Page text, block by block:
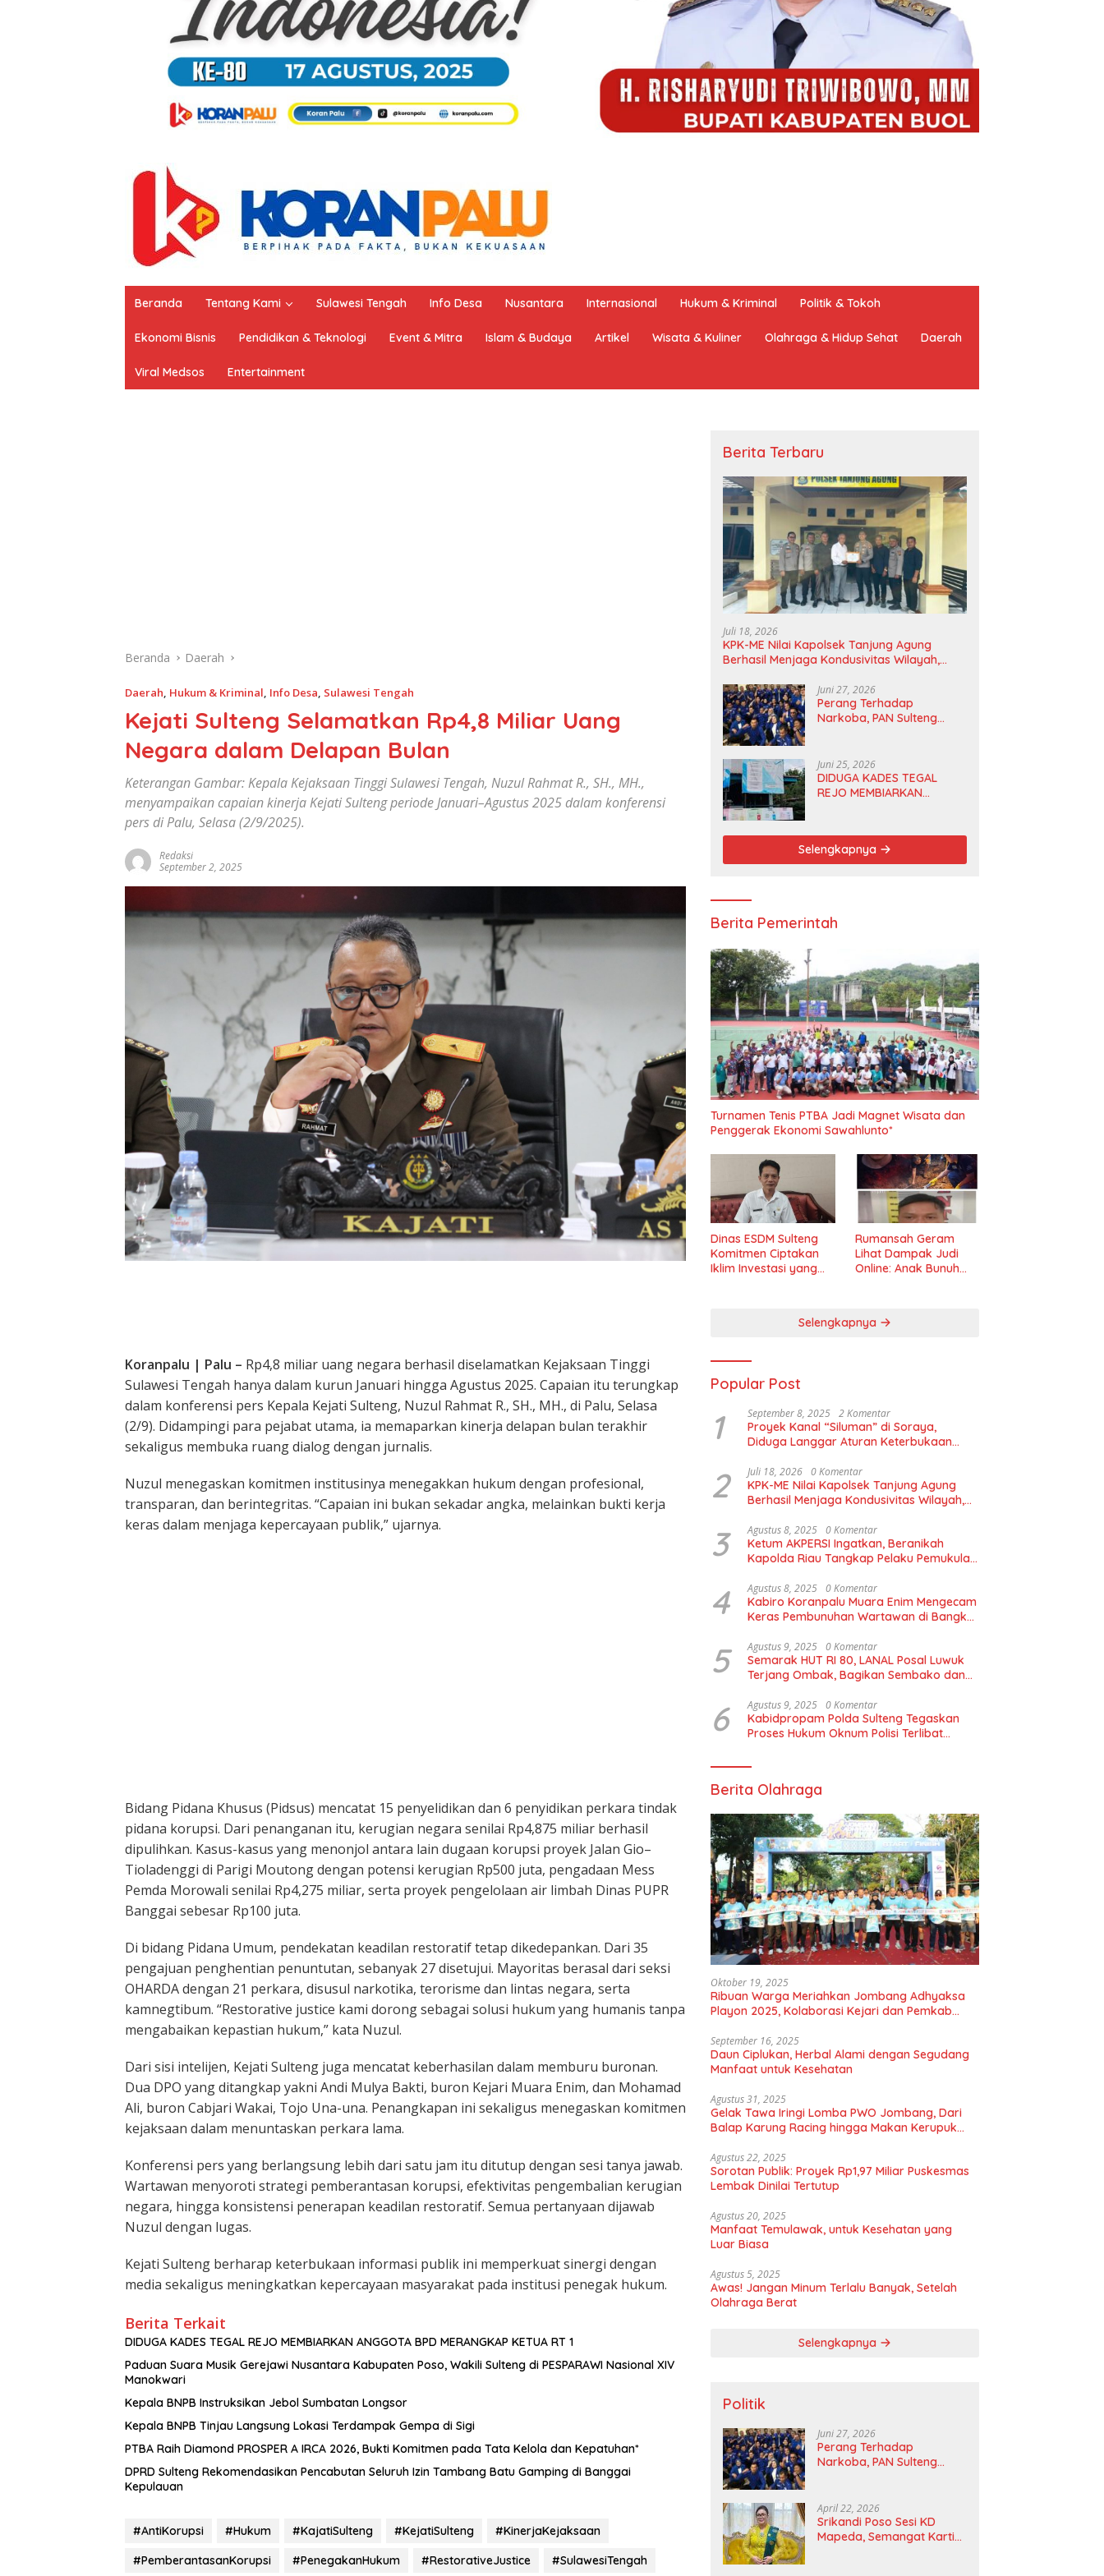
Beranda Tentang Kami Sulawesi Tengah Info Desa Nusantara Internasional Hukum & Kriminal Politik & Tokoh
Ekonomi Bisnis Pendidikan & Teknologi Event & Mitra Islam & Budaya Artikel Wisata & Kuliner Olahraga & Hidup Sehat Daerah
Viral Medsos Entertainment
Beranda Daerah
Daerah, Hukum & Kriminal, Info Desa, Sulawesi Tengah
Kejati Sulteng Selamatkan Rp4,8 Miliar Uang
Negara dalam Delapan Bulan
Keterangan Gambar: Kepala Kejaksaan Tinggi Sulawesi Tengah, Nuzul Rahmat R., SH., MH.,
menyampaikan capaian kinerja Kejati Sulteng periode Januari–Agustus 2025 dalam konferensi
pers di Palu, Selasa (2/9/2025).
Redaksi
September 2, 2025
Koranpalu | Palu – Rp4,8 miliar uang negara berhasil diselamatkan Kejaksaan Tinggi
Sulawesi Tengah hanya dalam kurun Januari hingga Agustus 2025. Capaian itu terungkap
dalam konferensi pers Kepala Kejati Sulteng, Nuzul Rahmat R., SH., MH., di Palu, Selasa
(2/9). Didampingi para pejabat utama, ia memaparkan kinerja delapan bulan terakhir
sekaligus membuka ruang dialog dengan jurnalis.
Nuzul menegaskan komitmen institusinya menegakkan hukum dengan profesional,
transparan, dan berintegritas. “Capaian ini bukan sekadar angka, melainkan bukti kerja
keras dalam menjaga kepercayaan publik,” ujarnya.
Bidang Pidana Khusus (Pidsus) mencatat 15 penyelidikan dan 6 penyidikan perkara tindak
pidana korupsi. Dari penanganan itu, kerugian negara senilai Rp4,875 miliar berhasil
dipulihkan. Kasus-kasus yang menonjol antara lain dugaan korupsi proyek Jalan Gio–
Tioladenggi di Parigi Moutong dengan potensi kerugian Rp500 juta, pengadaan Mess
Pemda Morowali senilai Rp4,275 miliar, serta proyek pengelolaan air limbah Dinas PUPR
Banggai sebesar Rp100 juta.
Di bidang Pidana Umum, pendekatan keadilan restoratif tetap dikedepankan. Dari 35
pengajuan penghentian penuntutan, sebanyak 27 disetujui. Mayoritas berasal dari seksi
OHARDA dengan 21 perkara, disusul narkotika, terorisme dan lintas negara, serta
kamnegtibum. “Restorative justice kami dorong sebagai solusi hukum yang humanis tanpa
mengabaikan kepastian hukum,” kata Nuzul.
Dari sisi intelijen, Kejati Sulteng juga mencatat keberhasilan dalam memburu buronan.
Dua DPO yang ditangkap yakni Andi Mulya Bakti, buron Kejari Muara Enim, dan Mohamad
Ali, buron Cabjari Wakai, Tojo Una-una. Penangkapan ini sekaligus menegaskan komitmen
kejaksaan dalam menuntaskan perkara lama.
Konferensi pers yang berlangsung lebih dari satu jam itu ditutup dengan sesi tanya jawab.
Wartawan menyoroti strategi pemberantasan korupsi, efektivitas pengembalian kerugian
negara, hingga konsistensi penerapan keadilan restoratif. Semua pertanyaan dijawab
Nuzul dengan lugas.
Kejati Sulteng berharap keterbukaan informasi publik ini memperkuat sinergi dengan
media sekaligus meningkatkan kepercayaan masyarakat pada institusi penegak hukum.
Berita Terkait
DIDUGA KADES TEGAL REJO MEMBIARKAN ANGGOTA BPD MERANGKAP KETUA RT 1
Paduan Suara Musik Gerejawi Nusantara Kabupaten Poso, Wakili Sulteng di PESPARAWI Nasional XIV
Manokwari
Kepala BNPB Instruksikan Jebol Sumbatan Longsor
Kepala BNPB Tinjau Langsung Lokasi Terdampak Gempa di Sigi
PTBA Raih Diamond PROSPER A IRCA 2026, Bukti Komitmen pada Tata Kelola dan Kepatuhan*
DPRD Sulteng Rekomendasikan Pencabutan Seluruh Izin Tambang Batu Gamping di Banggai
Kepulauan
#AntiKorupsi #Hukum #KajatiSulteng #KejatiSulteng
#KinerjaKejaksaan
#PemberantasanKorupsi
#PenegakanHukum #RestorativeJustice #SulawesiTengah
Berita Terbaru
Juli 18, 2026
KPK-ME Nilai Kapolsek Tanjung Agung
Berhasil Menjaga Kondusivitas Wilayah,
Langsung
Juni 27, 2026
Perang Terhadap
Narkoba, PAN Sulteng
DPD
Juni 25, 2026
DIDUGA KADES TEGAL
REJO MEMBIARKAN
Selengkapnya
Berita Pemerintah
Turnamen Tenis PTBA Jadi Magnet Wisata dan
Penggerak Ekonomi Sawahlunto*
Dinas ESDM Sulteng
Komitmen Ciptakan
Iklim Investasi yang
Rumansah Geram
Lihat Dampak Judi
Online: Anak Bunuh
Selengkapnya
Popular Post
1 September 8, 2025 2 Komentar
Proyek Kanal “Siluman” di Soraya,
Diduga Langgar Aturan Keterbukaan
2 Juli 18, 2026 0 Komentar
KPK-ME Nilai Kapolsek Tanjung Agung
Berhasil Menjaga Kondusivitas Wilayah,
Langsung
3 Agustus 8, 2025 0 Komentar
Ketum AKPERSI Ingatkan, Beranikah
Kapolda Riau Tangkap Pelaku Pemukulan
Bensin Tabe Gadang Pekanbaru
4 Agustus 8, 2025 0 Komentar
Kabiro Koranpalu Muara Enim Mengecam
Keras Pembunuhan Wartawan di Bangka
5 Agustus 9, 2025 0 Komentar
Semarak HUT RI 80, LANAL Posal Luwuk
Terjang Ombak, Bagikan Sembako dan
6 Agustus 9, 2025 0 Komentar
Kabidpropam Polda Sulteng Tegaskan
Proses Hukum Oknum Polisi Terlibat
Berita Olahraga
Oktober 19, 2025
Ribuan Warga Meriahkan Jombang Adhyaksa
Playon 2025, Kolaborasi Kejari dan Pemkab
September 16, 2025
Daun Ciplukan, Herbal Alami dengan Segudang
Manfaat untuk Kesehatan
Agustus 31, 2025
Gelak Tawa Iringi Lomba PWO Jombang, Dari
Balap Karung Racing hingga Makan Kerupuk
Agustus 22, 2025
Sorotan Publik: Proyek Rp1,97 Miliar Puskesmas
Lembak Dinilai Tertutup
Agustus 20, 2025
Manfaat Temulawak, untuk Kesehatan yang
Luar Biasa
Agustus 5, 2025
Awas! Jangan Minum Terlalu Banyak, Setelah
Olahraga Berat
Selengkapnya
Politik
Juni 27, 2026
Perang Terhadap
Narkoba, PAN Sulteng
DPD
April 22, 2026
Srikandi Poso Sesi KD
Mapeda, Semangat Kartini